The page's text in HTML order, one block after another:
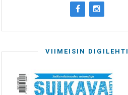
VIIMEISIN DIGILEHTI